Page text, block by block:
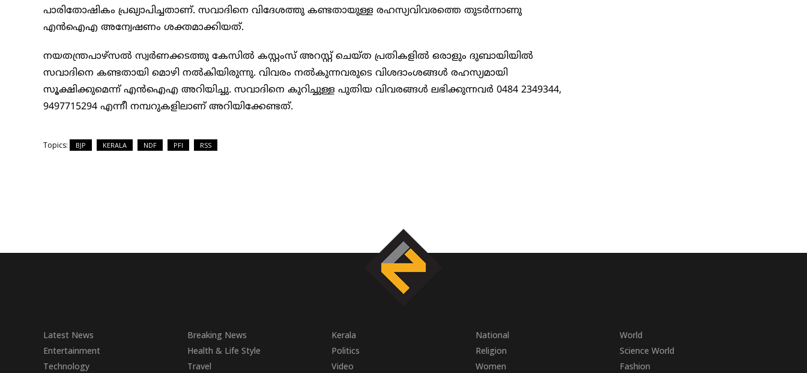
പാരിതോഷികം പ്രഖ്യാപിച്ചതാണ്. സവാദിനെ വിദേശത്തു കണ്ടതായുള്ള രഹസ്യവിവരത്തെ തുടർന്നാണു
എൻഐഎ അന്വേഷണം ശക്തമാക്കിയത്.
നയതന്ത്രപാഴ്സൽ സ്വർണക്കടത്തു കേസിൽ കസ്റ്റംസ് അറസ്റ്റ് ചെയ്ത പ്രതികളിൽ ഒരാളും ദുബായിയിൽ
സവാദിനെ കണ്ടതായി മൊഴി നൽകിയിരുന്നു. വിവരം നൽകുന്നവരുടെ വിശദാംശങ്ങൾ രഹസ്യമായി
സൂക്ഷിക്കുമെന്ന് എൻഐഎ അറിയിച്ചു. സവാദിനെ കുറിച്ചുള്ള പുതിയ വിവരങ്ങൾ ലഭിക്കുന്നവർ 0484 2349344,
9497715294 എന്നീ നമ്പറുകളിലാണ് അറിയിക്കേണ്ടത്.
Topics: BJP KERALA NDF PFI RSS
Latest News Breaking News Kerala National
World
Entertainment
Health & Life Style Politics Religion
Science World
Technology
Travel Video Women Fashion